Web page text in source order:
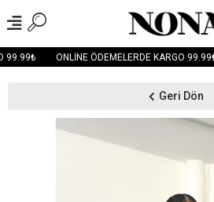
99.99₺ ONLİNE ÖDEMELERDE KARGO 99.99₺
Geri Dön